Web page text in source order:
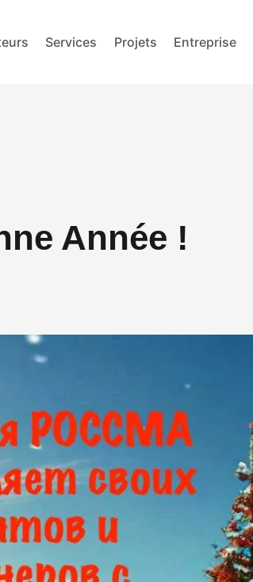
Services Projets Entreprise
Année !